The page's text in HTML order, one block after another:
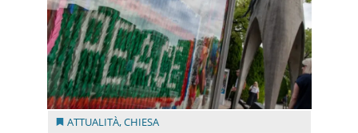
ATTUALITÀ,CHIESA